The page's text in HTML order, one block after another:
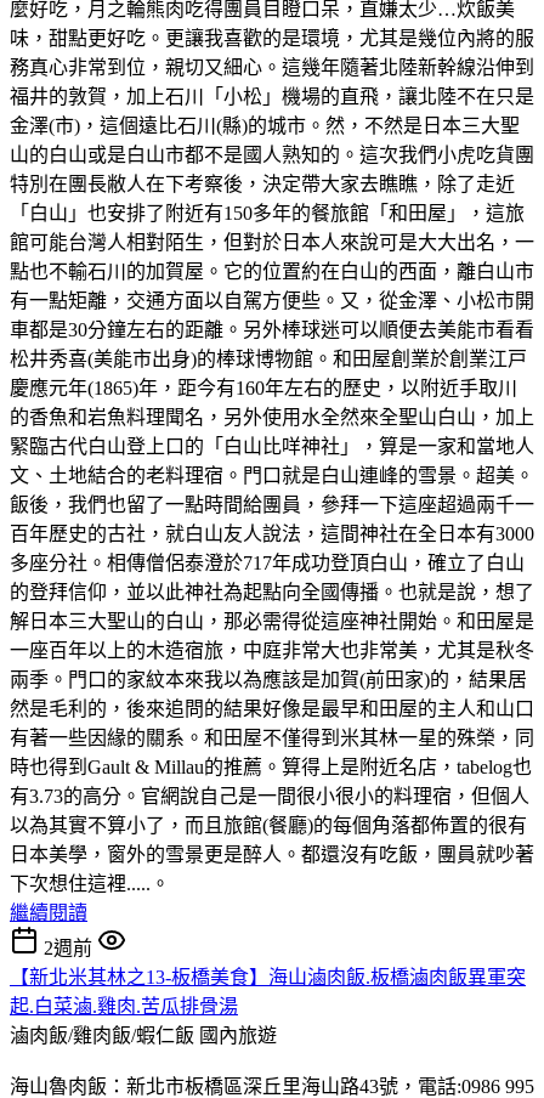
麼好吃，月之輪熊肉吃得團員目瞪口呆，直嫌太少…炊飯美
味，甜點更好吃。更讓我喜歡的是環境，尤其是幾位內將的服
務真心非常到位，親切又細心。這幾年隨著北陸新幹線沿伸到
福井的敦賀，加上石川「小松」機場的直飛，讓北陸不在只是
金澤(市)，這個遠比石川(縣)的城市。然，不然是日本三大聖
山的白山或是白山市都不是國人熟知的。這次我們小虎吃貨團
特別在團長敝人在下考察後，決定帶大家去瞧瞧，除了走近
「白山」也安排了附近有150多年的餐旅館「和田屋」，這旅
館可能台灣人相對陌生，但對於日本人來說可是大大出名，一
點也不輸石川的加賀屋。它的位置約在白山的西面，離白山市
有一點矩離，交通方面以自駕方便些。又，從金澤、小松市開
車都是30分鐘左右的距離。另外棒球迷可以順便去美能市看看
松井秀喜(美能市出身)的棒球博物館。和田屋創業於創業江戸
慶應元年(1865)年，距今有160年左右的歷史，以附近手取川
的香魚和岩魚料理聞名，另外使用水全然來全聖山白山，加上
緊臨古代白山登上口的「白山比咩神社」，算是一家和當地人
文、土地結合的老料理宿。門口就是白山連峰的雪景。超美。
飯後，我們也留了一點時間給團員，參拜一下這座超過兩千一
百年歷史的古社，就白山友人說法，這間神社在全日本有3000
多座分社。相傳僧侶泰澄於717年成功登頂白山，確立了白山
的登拜信仰，並以此神社為起點向全國傳播。也就是說，想了
解日本三大聖山的白山，那必需得從這座神社開始。和田屋是
一座百年以上的木造宿旅，中庭非常大也非常美，尤其是秋冬
兩季。門口的家紋本來我以為應該是加賀(前田家)的，結果居
然是毛利的，後來追問的結果好像是最早和田屋的主人和山口
有著一些因緣的關系。和田屋不僅得到米其林一星的殊榮，同
時也得到Gault & Millau的推薦。算得上是附近名店，tabelog也
有3.73的高分。官網說自己是一間很小很小的料理宿，但個人
以為其實不算小了，而且旅館(餐廳)的每個角落都佈置的很有
日本美學，窗外的雪景更是醉人。都還沒有吃飯，團員就吵著
下次想住這裡.....。
繼續閱讀
2週前
【新北米其林之13-板橋美食】海山滷肉飯.板橋滷肉飯異軍突
起.白菜滷.雞肉.苦瓜排骨湯
滷肉飯/雞肉飯/蝦仁飯 國內旅遊
海山魯肉飯：新北市板橋區深丘里海山路43號，電話:0986 995